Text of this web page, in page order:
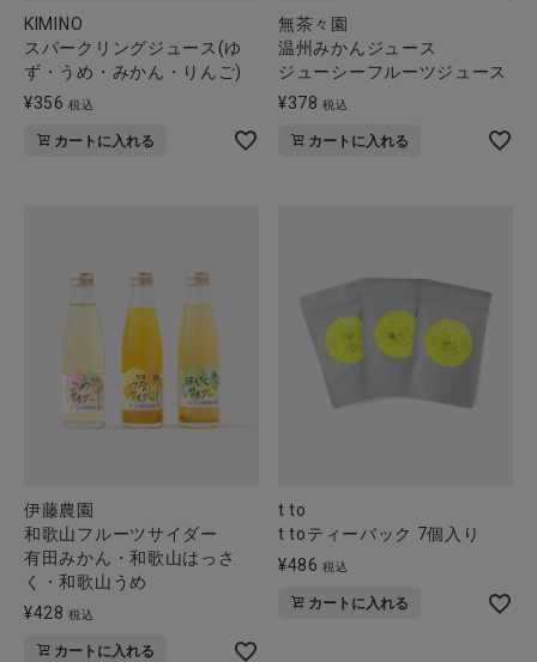
KIMINO
スパークリングジュース(ゆ
ず・うめ・みかん・りんご)
¥356 税込
カートに入れる
無茶々園
温州みかんジュース
ジューシーフルーツジュース
¥378 税込
カートに入れる
伊藤農園
和歌山フルーツサイダー
有田みかん・和歌山はっさ
く・和歌山うめ
¥428 税込
カートに入れる
t to
t toティーバック 7個入り
¥486 税込
カートに入れる